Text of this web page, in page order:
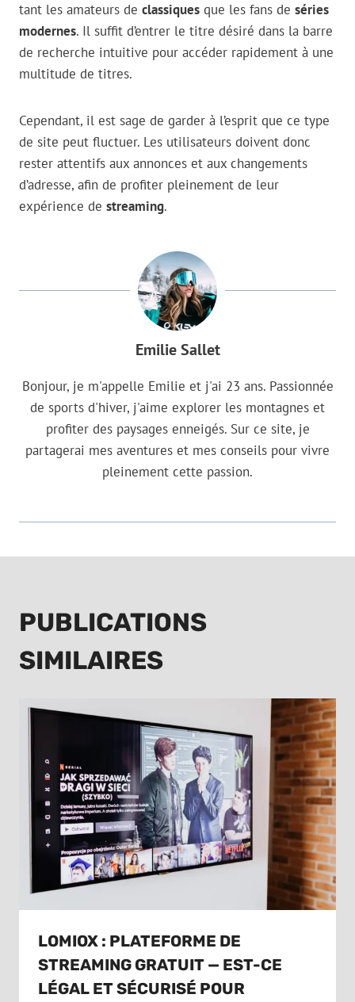
tant les amateurs de classiques que les fans de séries
modernes. Il suffit d’entrer le titre désiré dans la barre
de recherche intuitive pour accéder rapidement à une
multitude de titres.
Cependant, il est sage de garder à l’esprit que ce type
de site peut fluctuer. Les utilisateurs doivent donc
rester attentifs aux annonces et aux changements
d’adresse, afin de profiter pleinement de leur
expérience de streaming.
Emilie Sallet
Bonjour, je m'appelle Emilie et j'ai 23 ans. Passionnée
de sports d'hiver, j'aime explorer les montagnes et
profiter des paysages enneigés. Sur ce site, je
partagerai mes aventures et mes conseils pour vivre
pleinement cette passion.
PUBLICATIONS
SIMILAIRES
LOMIOX : PLATEFORME DE
STREAMING GRATUIT — EST-CE
LÉGAL ET SÉCURISÉ POUR